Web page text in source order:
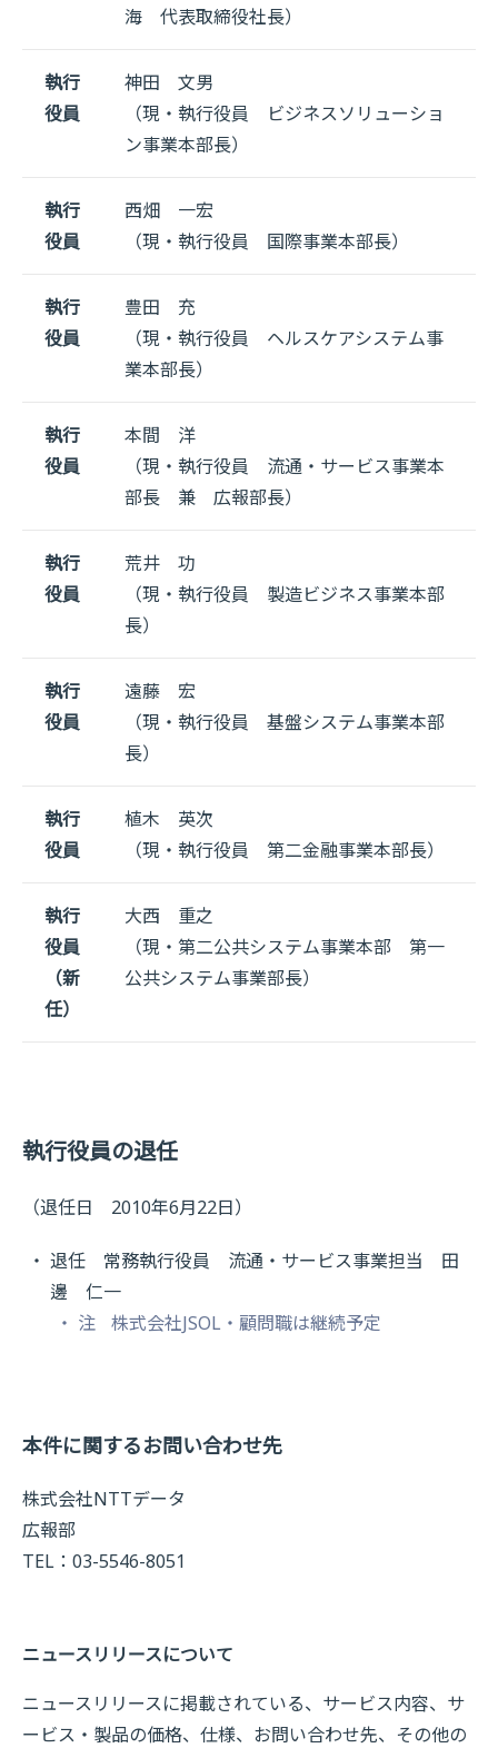
海 代表取締役社長）
執行
役員
神田 文男
（現・執行役員 ビジネスソリューショ
ン事業本部長）
執行
役員
西畑 一宏
（現・執行役員 国際事業本部長）
執行
役員
豊田 充
（現・執行役員 ヘルスケアシステム事
業本部長）
執行
役員
本間 洋
（現・執行役員 流通・サービス事業本
部長 兼 広報部長）
執行
役員
荒井 功
（現・執行役員 製造ビジネス事業本部
長）
執行
役員
遠藤 宏
（現・執行役員 基盤システム事業本部
長）
執行
役員
植木 英次
（現・執行役員 第二金融事業本部長）
執行
役員
（新
任）
大西 重之
（現・第二公共システム事業本部 第一
公共システム事業部長）
執行役員の退任
（退任日 2010年6月22日）
退任 常務執行役員 流通・サービス事業担当 田
邊 仁一
注
株式会社JSOL・顧問職は継続予定
本件に関するお問い合わせ先
株式会社NTTデータ
広報部
TEL：03-5546-8051
ニュースリリースについて
ニュースリリースに掲載されている、サービス内容、サ
ービス・製品の価格、仕様、お問い合わせ先、その他の